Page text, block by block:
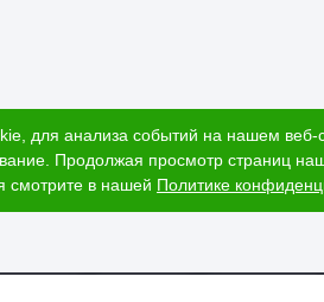
для анализа событий на нашем веб-
Продолжая просмотр страниц
смотрите в нашей Политике